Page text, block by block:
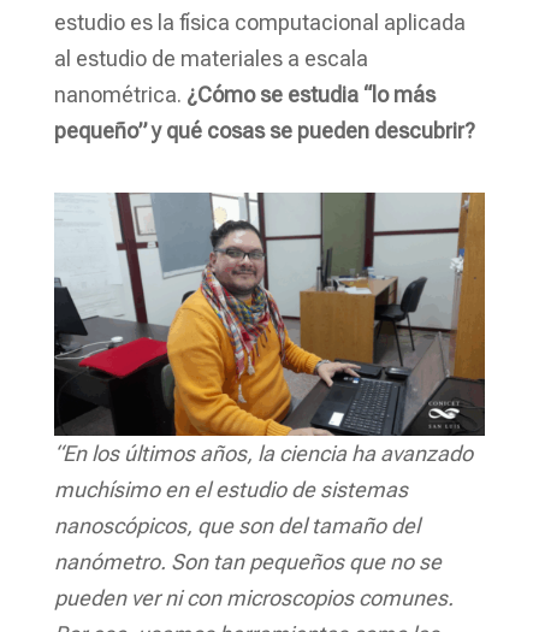
estudio es la física computacional aplicada
al estudio de materiales a escala
nanométrica. ¿Cómo se estudia “lo más
pequeño” y qué cosas se pueden descubrir?
“En los últimos años, la ciencia ha avanzado
muchísimo en el estudio de sistemas
nanoscópicos, que son del tamaño del
nanómetro. Son tan pequeños que no se
pueden ver ni con microscopios comunes.